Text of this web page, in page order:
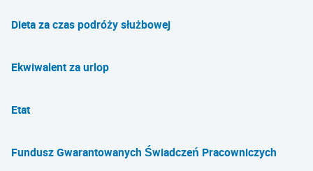
Dieta za czas podróży służbowej
Ekwiwalent za urlop
Etat
Fundusz Gwarantowanych Świadczeń Pracowniczych